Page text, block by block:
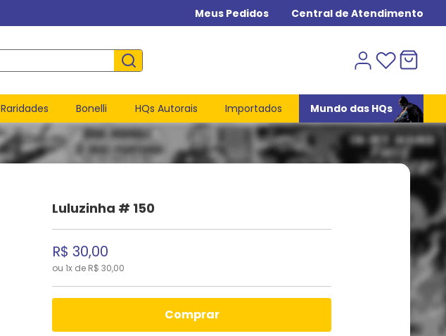
Meus Pedidos Central de Atendimento
Raridades Bonelli HQs Autorais Importados Mundo das HQs
Luluzinha # 150
R$ 30,00
ou 1x de R$ 30,00
comprar